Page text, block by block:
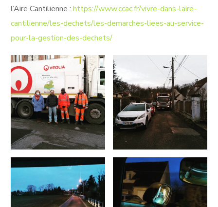
l’Aire Cantilienne :https://www.ccac.fr/vivre-dans-laire-
cantilienne/les-dechets/les-demarches-liees-au-service-
pour-la-gestion-des-dechets/